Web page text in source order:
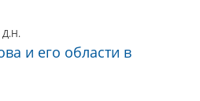
Д.Н.
и его области в